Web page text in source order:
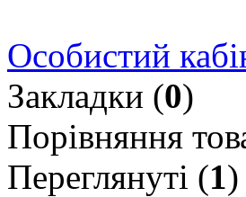
Особистий
Закладки (0)
Порівняння
Переглянуті (1)